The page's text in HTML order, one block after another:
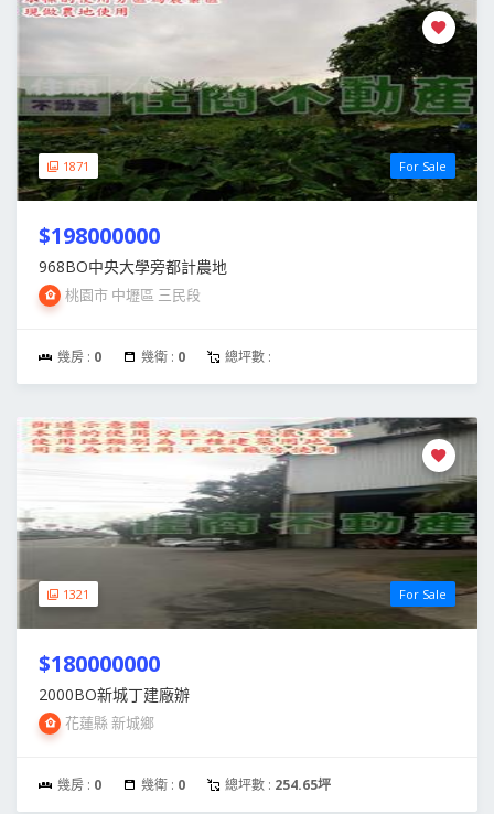
1871 For Sale
$198000000
968BO中央大學旁都計農地
桃園市 中壢區 三民段
幾房 : 0 幾衛 : 0 總坪數 :
1321 For Sale
$180000000
2000BO新城丁建廠辦
花蓮縣 新城鄉
幾房 : 0 幾衛 : 0 總坪數 : 254.65坪